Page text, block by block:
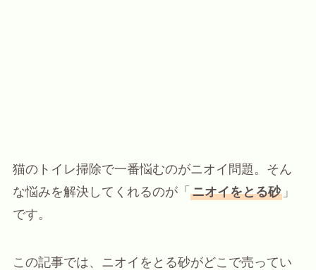
猫のトイレ掃除で一番悩むのがニオイ問題。そん
な悩みを解決してくれるのが「 ニオイをとる砂」
です。
この記事では、ニオイをとる砂がどこで売ってい